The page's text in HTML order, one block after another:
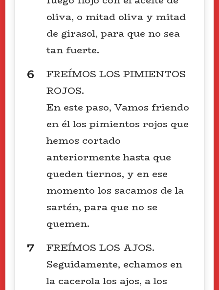
oliva, o mitad oliva y mitad
de girasol, para que no sea
tan fuerte.
FREÍMOS LOS PIMIENTOS
ROJOS.
En este paso, Vamos friendo
en él los pimientos rojos que
hemos cortado
anteriormente hasta que
queden tiernos, y en ese
momento los sacamos de la
sartén, para que no se
quemen.
FREÍMOS LOS AJOS.
Seguidamente, echamos en
la cacerola los ajos, a los